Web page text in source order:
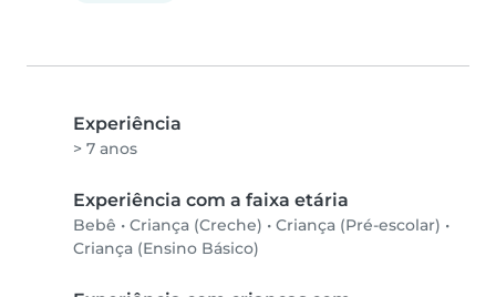
Experiência
> 7 anos
Experiência com a faixa etária
Bebê • Criança (Creche) • Criança (Pré-escolar) •
Criança (Ensino Básico)